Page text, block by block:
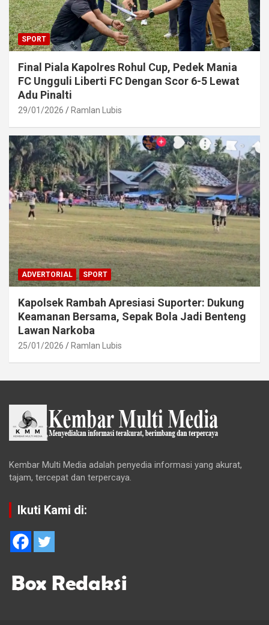
SPORT
Final Piala Kapolres Rohul Cup, Pedek Mania
FC Ungguli Liberti FC Dengan Scor 6-5 Lewat
Adu Pinalti
29/01/2026 Ramlan Lubis
ADVERTORIAL SPORT
Kapolsek Rambah Apresiasi Suporter: Dukung
Keamanan Bersama, Sepak Bola Jadi Benteng
Lawan Narkoba
25/01/2026 Ramlan Lubis
Kembar Multi Media adalah penyedia informasi yang akurat,
tajam, tercepat dan terpercaya.
Ikuti Kami di: